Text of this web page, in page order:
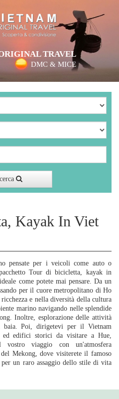
TRAVEL
DMC & MICE
Kayak In Viet
pensate per i veicoli come auto o
Tour di bicicletta, kayak in
come potete mai pensare. Da un
per il cuore metropolitano di Ho
e nella diversità della cultura
marino navigando nelle splendide
Inoltre, esplorazione delle attività
baia. Poi, dirigetevi per il Vietnam
ed edifici storici da visitare a Hue,
viaggio con un'atmosfera
Mekong, dove visiterete il famoso
un raro assaggio dello stile di vita